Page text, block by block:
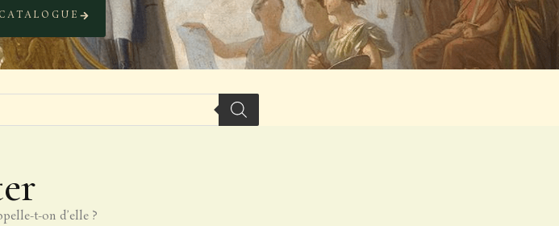
t-on d’elle ?